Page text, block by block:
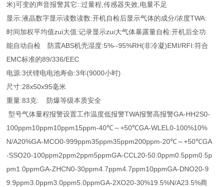
米)可变的声音报警其它::过量程,传感器失效,电量不足
显示:液晶数字显示读数读数:开机自检后显示气体的成分/浓度TWA:
时间加权平均值zui大值:记录显示zui大气体暴露量自检:开机后全功
能自动自检 防震ABS机壳湿度:5%--95%RH(非冷凝)EMI/RFI:符合
EMC标准的89/336/EEC
电源:3伏锂电电池寿命:3年(9000小时)
尺寸:28x50x95毫米
重量:83克: 防爆等级本质安全
型号气体量程报警设置工作温度低报警TWA报警高报警GA-HH2S0-
100ppm10ppm10ppm15ppm-40℃～+50℃GA-WLEL0-100%10%
N/A20%GA-MCO0-999ppm35ppm35ppm200ppm-20℃～+50℃GA
-SSO20-100ppm2ppm2ppm5ppmGA-CCL20-50.0ppm0.5ppm0.5p
pm1.0ppmGA-ZHCN0-30ppm4.7ppm4.7ppm10ppmGA-DNO20-9
9.9ppm3.0ppm3.0ppm5.0ppmGA-2XO20-30%19.5%N/A23.5%商